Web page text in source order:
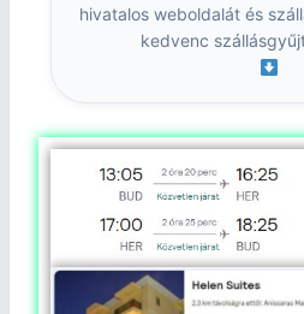
hivatalos weboldalát és
kedvenc